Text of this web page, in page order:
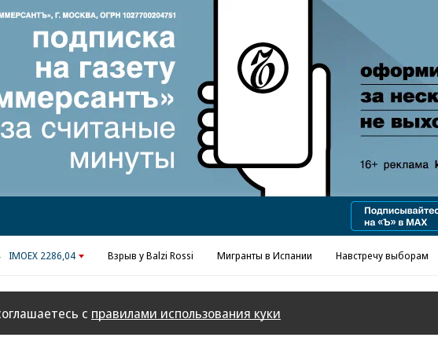
IMOEX 2286,04 Взрыв у Balzi Rossi Мигранты в Испании Навстречу выборам
с правилами использования куки